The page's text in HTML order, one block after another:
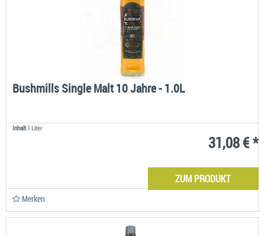
Bushmills Single Malt 10 Jahre - 1.0L
Inhalt1 Liter
31,08 € *
ZUM PRODUKT
Merken